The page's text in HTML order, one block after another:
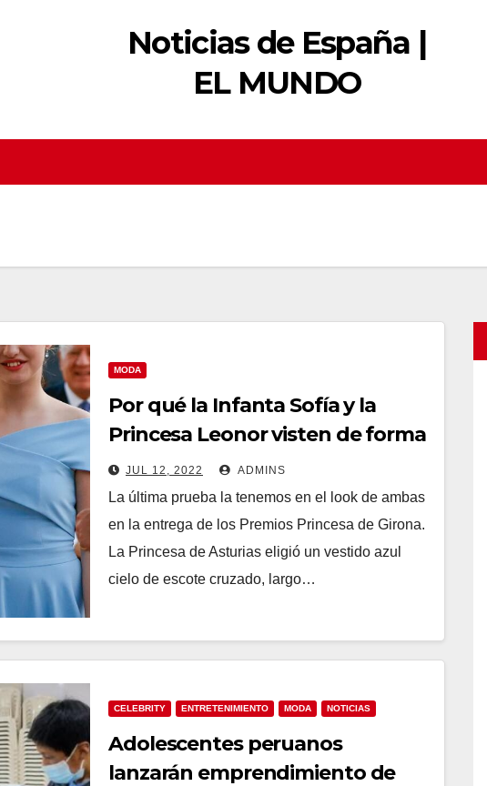
Noticias de España |
EL MUNDO
MODA
Por qué la Infanta Sofía y la
Princesa Leonor visten de forma
tan diferente
JUL 12, 2022 ADMINS
La última prueba la tenemos en el look de ambas
en la entrega de los Premios Princesa de Girona.
La Princesa de Asturias eligió un vestido azul
cielo de escote cruzado, largo…
CELEBRITY ENTRETENIMIENTO MODA NOTICIAS
Adolescentes peruanos
lanzarán emprendimiento de